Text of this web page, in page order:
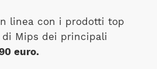
linea con i prodotti top
Mips dei principali
euro.